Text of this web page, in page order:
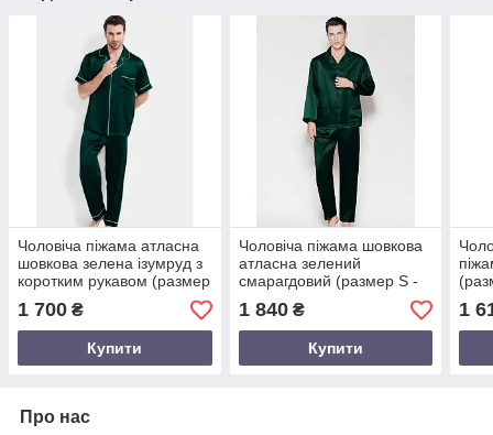
Чоловіча піжама атласна
шовкова зелена ізумруд з
коротким рукавом (размер
1 700 ₴
Купити
Чоловіча піжама шовкова
атласна зелений
смарагдовий (размер S -
1 840₴
Купити
1
Про нас